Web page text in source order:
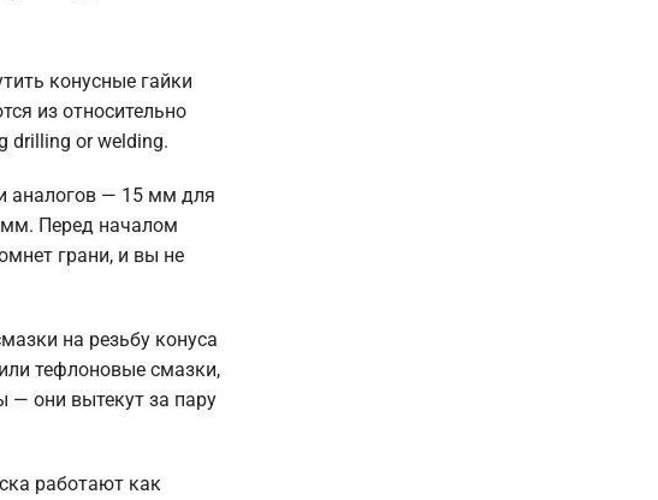
конусные гайки
из относительно
drilling or welding.
аналогов — 15 мм для
мм. Перед началом
грани, и вы не
на резьбу конуса
тефлоновые смазки,
— они вытекут за пару
работают как